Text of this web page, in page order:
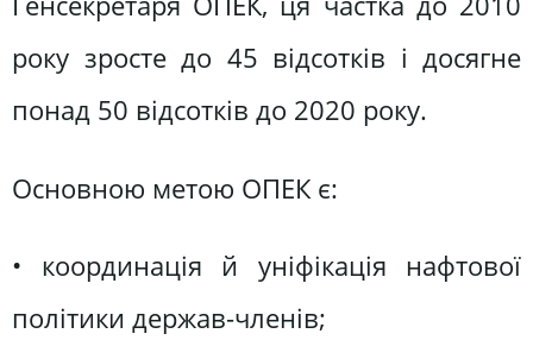
року зросте до 45 відсотків і досягне
понад 50 відсотків до 2020 року.
Основною метою ОПЕК є:
• координація й уніфікація нафтової
політики держав-членів;